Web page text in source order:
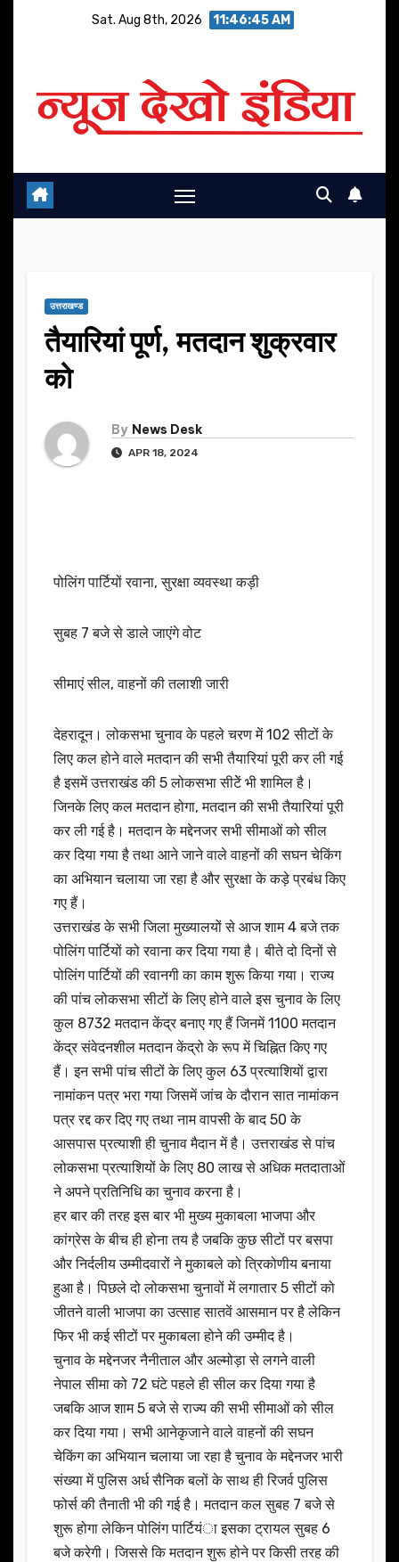
Sat. Aug 8th, 2026 11:46:46 AM
उत्तराखण्ड
तैयारियां पूर्ण, मतदान शुक्रवार
को
By News Desk
APR 18, 2024
पोलिंग पार्टियों रवाना, सुरक्षा व्यवस्था कड़ी
सुबह 7 बजे से डाले जाएंगे वोट
सीमाएं सील, वाहनों की तलाशी जारी
देहरादून। लोकसभा चुनाव के पहले चरण में 102 सीटों के
लिए कल होने वाले मतदान की सभी तैयारियां पूरी कर ली गई
है इसमें उत्तराखंड की 5 लोकसभा सीटेें भी शामिल है।
जिनके लिए कल मतदान होगा, मतदान की सभी तैयारियां पूरी
कर ली गई है। मतदान के मद्देनजर सभी सीमाओं को सील
कर दिया गया है तथा आने जाने वाले वाहनों की सघन चेकिंग
का अभियान चलाया जा रहा है और सुरक्षा के कड़े प्रबंध किए
गए हैं।
उत्तराखंड के सभी जिला मुख्यालयों से आज शाम 4 बजे तक
पोलिंग पार्टियों को रवाना कर दिया गया है। बीते दो दिनों से
पोलिंग पार्टियों की रवानगी का काम शुरू किया गया। राज्य
की पांच लोकसभा सीटों के लिए होने वाले इस चुनाव के लिए
कुल 8732 मतदान केंद्र बनाए गए हैं जिनमें 1100 मतदान
केंद्र संवेदनशील मतदान केंद्रो के रूप में चिह्नित किए गए
हैं। इन सभी पांच सीटों के लिए कुल 63 प्रत्याशियों द्वारा
नामांकन पत्र भरा गया जिसमें जांच के दौरान सात नामांकन
पत्र रद्द कर दिए गए तथा नाम वापसी के बाद 50 के
आसपास प्रत्याशी ही चुनाव मैदान में है। उत्तराखंड से पांच
लोकसभा प्रत्याशियों के लिए 80 लाख से अधिक मतदाताओं
ने अपने प्रतिनिधि का चुनाव करना है।
हर बार की तरह इस बार भी मुख्य मुकाबला भाजपा और
कांग्रेस के बीच ही होना तय है जबकि कुछ सीटों पर बसपा
और निर्दलीय उम्मीदवारों ने मुकाबले को त्रिकोणीय बनाया
हुआ है। पिछले दो लोकसभा चुनावों में लगातार 5 सीटों को
जीतने वाली भाजपा का उत्साह सातवें आसमान पर है लेकिन
फिर भी कई सीटों पर मुकाबला होने की उम्मीद है।
चुनाव के मद्देनजर नैनीताल और अल्मोड़ा से लगने वाली
नेपाल सीमा को 72 घंटे पहले ही सील कर दिया गया है
जबकि आज शाम 5 बजे से राज्य की सभी सीमाओं को सील
कर दिया गया। सभी आनेकृजाने वाले वाहनों की सघन
चेकिंग का अभियान चलाया जा रहा है चुनाव के मद्देनजर भारी
संख्या में पुलिस अर्ध सैनिक बलों के साथ ही रिजर्व पुलिस
फोर्स की तैनाती भी की गई है। मतदान कल सुबह 7 बजे से
शुरू होगा लेकिन पोलिंग पार्टियंा इसका ट्रायल सुबह 6
बजे करेगी। जिससे कि मतदान शुरू होने पर किसी तरह की